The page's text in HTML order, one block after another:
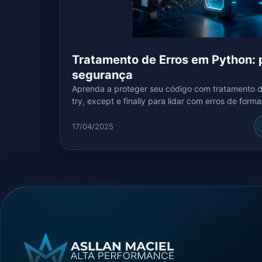
Tratamento de Erros em Python:
segurança
Aprenda a proteger seu código com tratamento
try, except e finally para lidar com erros de
17/04/2025